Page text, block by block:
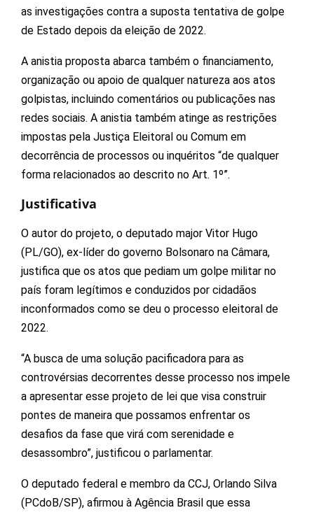
as investigações contra a suposta tentativa de golpe
de Estado depois da eleição de 2022.
A anistia proposta abarca também o financiamento,
organização ou apoio de qualquer natureza aos atos
golpistas, incluindo comentários ou publicações nas
redes sociais. A anistia também atinge as restrições
impostas pela Justiça Eleitoral ou Comum em
decorrência de processos ou inquéritos “de qualquer
forma relacionados ao descrito no Art. 1º”.
Justificativa
O autor do projeto, o deputado major Vitor Hugo
(PL/GO), ex-líder do governo Bolsonaro na Câmara,
justifica que os atos que pediam um golpe militar no
país foram legítimos e conduzidos por cidadãos
inconformados como se deu o processo eleitoral de
2022.
“A busca de uma solução pacificadora para as
controvérsias decorrentes desse processo nos impele
a apresentar esse projeto de lei que visa construir
pontes de maneira que possamos enfrentar os
desafios da fase que virá com serenidade e
desassombro”, justificou o parlamentar.
O deputado federal e membro da CCJ, Orlando Silva
(PCdoB/SP), afirmou à Agência Brasil que essa